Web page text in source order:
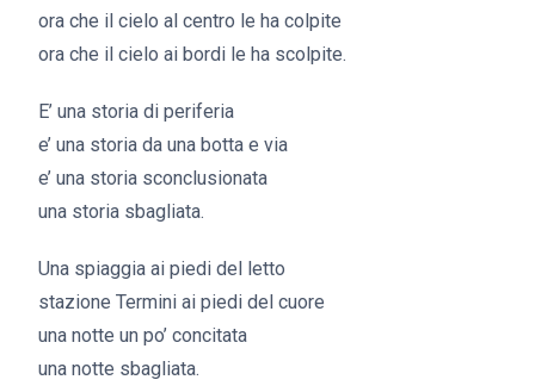
ora che il cielo al centro le ha colpite
ora che il cielo ai bordi le ha scolpite.
E’ una storia di periferia
e’ una storia da una botta e via
e’ una storia sconclusionata
una storia sbagliata.
Una spiaggia ai piedi del letto
stazione Termini ai piedi del cuore
una notte un po’ concitata
una notte sbagliata.